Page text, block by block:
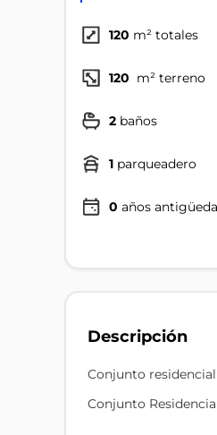
120 m² totales
120 m² terreno
2 baños
1 parqueadero
0 años
Descripción
Conjunto
Conjunto